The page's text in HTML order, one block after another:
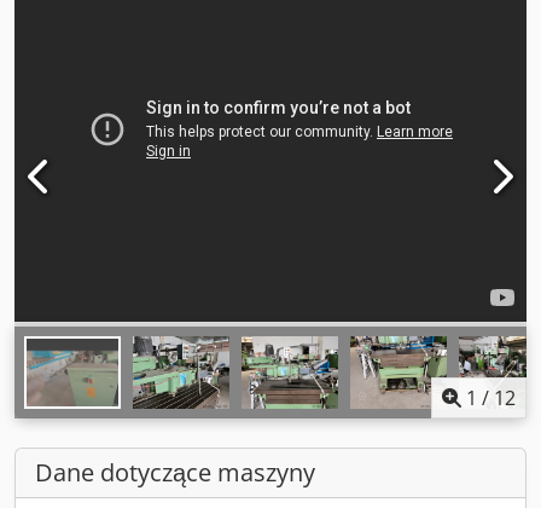
1 / 12
Dane dotyczące maszyny